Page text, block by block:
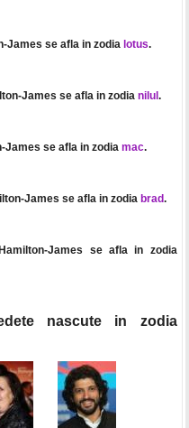
James se afla in zodia lotus.
James se afla in zodia nilul .
James se afla in zodia mac.
James se afla in zodia brad.
James se afla in zodia
nascute in zodia